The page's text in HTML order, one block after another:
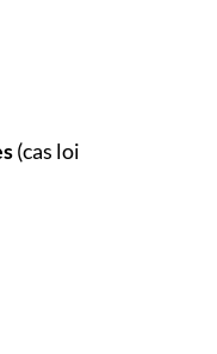
(cas loi